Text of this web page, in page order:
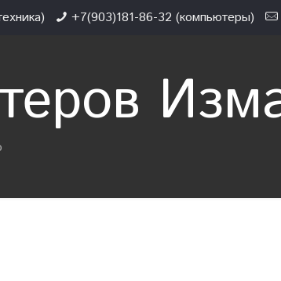
+7(903)181-86-32 (компьютеры)